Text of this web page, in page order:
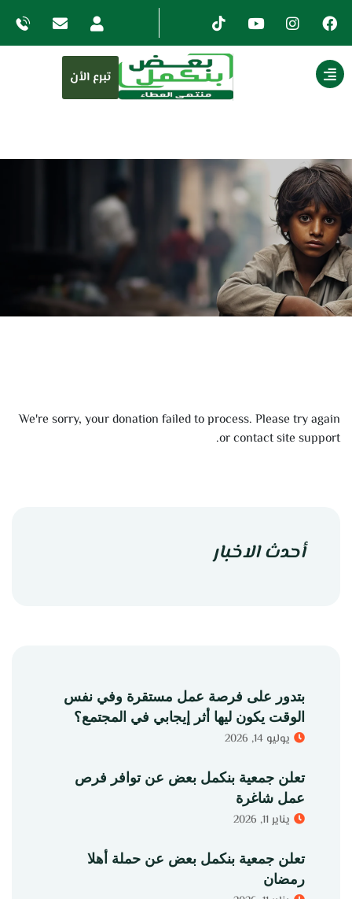
تبرع الأن
We're sorry, your donation failed to process. Please try again
or contact site support.
أحدث الاخبار
بتدور على فرصة عمل مستقرة وفي نفس
الوقت يكون ليها أثر إيجابي في المجتمع؟
يوليو 14, 2026
تعلن جمعية بنكمل بعض عن توافر فرص
عمل شاغرة
يناير 11, 2026
تعلن جمعية بنكمل بعض عن حملة أهلا
رمضان